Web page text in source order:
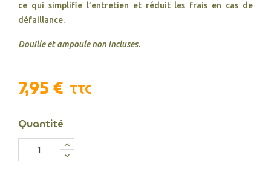
ce qui simplifie l’entretien et réduit les frais en cas de
défaillance.
Douille et ampoule non incluses.
7,95 € TTC
Quantité